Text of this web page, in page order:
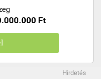
Ft
Hirdetés